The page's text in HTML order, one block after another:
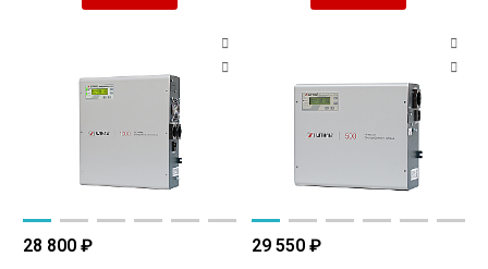
28 800 ₽ 29 550 ₽